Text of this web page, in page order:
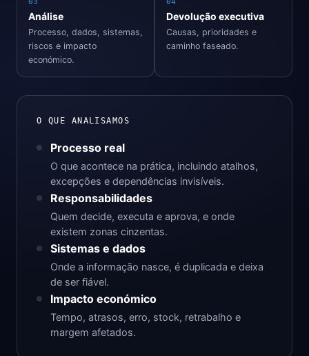
Análise
Processo, dados, sistemas,
riscos e impacto
económico.
Devolução executiva
Causas, prioridades e
caminho faseado.
O QUE ANALISAMOS
Processo real
O que acontece na prática, incluindo atalhos,
excepções e dependências invisíveis.
Responsabilidades
Quem decide, executa e aprova, e onde
existem zonas cinzentas.
Sistemas e dados
Onde a informação nasce, é duplicada e deixa
de ser fiável.
Impacto económico
Tempo, atrasos, erro, stock, retrabalho e
margem afetados.